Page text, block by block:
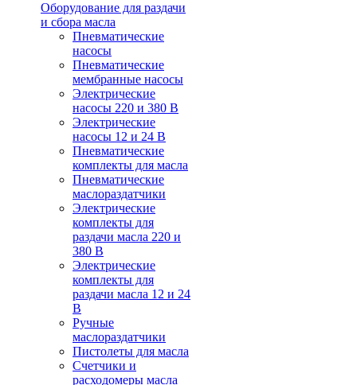
Оборудование для раздачи
и сбора масла
Пневматические
насосы
Пневматические
мембранные насосы
Электрические
насосы 220 и 380 В
Электрические
насосы 12 и 24 В
Пневматические
комплекты для масла
Пневматические
маслораздатчики
Электрические
комплекты для
раздачи масла 220 и
380 В
Электрические
комплекты для
раздачи масла 12 и 24
В
Ручные
маслораздатчики
Пистолеты для масла
Счетчики и
расходомеры масла